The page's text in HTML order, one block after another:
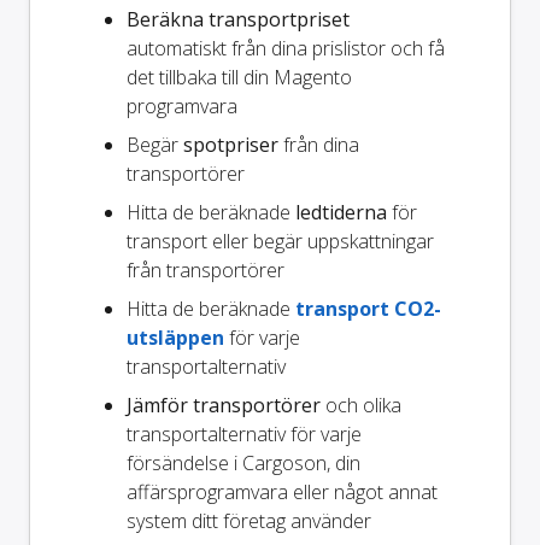
Beräkna transportpriset
automatiskt från dina prislistor och få
det tillbaka till din Magento
programvara
Begärspotpriserfrån dina
transportörer
Hitta de beräknade ledtiderna för
transport eller begär uppskattningar
från transportörer
Hitta de beräknade transport CO2-
utsläppen för varje
transportalternativ
Jämför transportörer och olika
transportalternativ för varje
försändelse i Cargoson, din
affärsprogramvara eller något annat
system ditt företag använder